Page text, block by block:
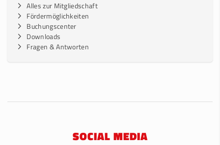
Alles zur Mitgliedschaft
Fördermöglichkeiten
Buchungscenter
Downloads
Fragen & Antworten
SOCIAL MEDIA